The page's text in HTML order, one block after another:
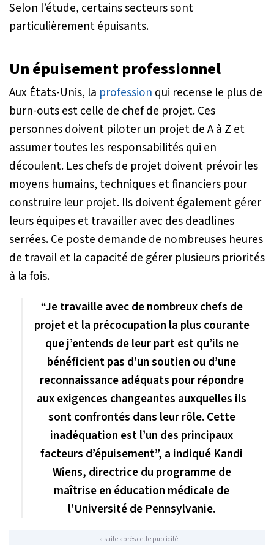
Selon l’étude, certains secteurs sont
particulièrement épuisants.
Un épuisement professionnel
Aux États-Unis, la profession qui recense le plus de
burn-outs est celle de chef de projet. Ces
personnes doivent piloter un projet de A à Z et
assumer toutes les responsabilités qui en
découlent. Les chefs de projet doivent prévoir les
moyens humains, techniques et financiers pour
construire leur projet. Ils doivent également gérer
leurs équipes et travailler avec des deadlines
serrées. Ce poste demande de nombreuses heures
de travail et la capacité de gérer plusieurs priorités
à la fois.
“Je travaille avec de nombreux chefs de
projet et la précocupation la plus courante
que j’entends de leur part est qu’ils ne
bénéficient pas d’un soutien ou d’une
reconnaissance adéquats pour répondre
aux exigences changeantes auxquelles ils
sont confrontés dans leur rôle. Cette
inadéquation est l’un des principaux
facteurs d’épuisement”, a indiqué Kandi
Wiens, directrice du programme de
maîtrise en éducation médicale de
l’Université de Pennsylvanie.
La suite après cette publicité